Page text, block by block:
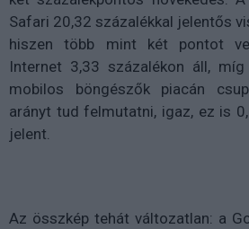
Safari 20,32 százalékkal jelentős
hiszen több mint két pontot
Internet 3,33 százalékon áll,
mobilos böngészők piacán
arányt tud felmutatni, igaz, ez is
jelent.
Az összkép tehát változatlan: a